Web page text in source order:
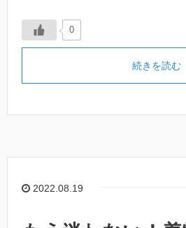
0
続きを読む
2022.08.19